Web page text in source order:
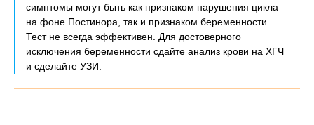
симптомы могут быть как признаком нарушения цикла
на фоне Постинора, так и признаком беременности.
Тест не всегда эффективен. Для достоверного
исключения беременности сдайте анализ крови на ХГЧ
и сделайте УЗИ.